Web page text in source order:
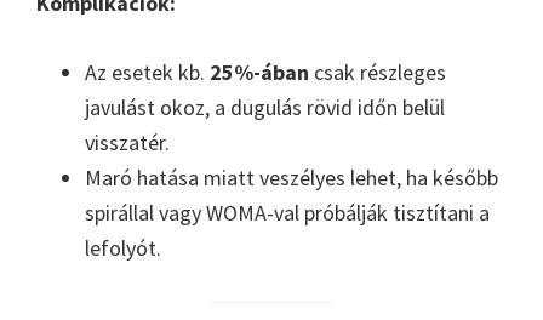
Az esetek kb. 25%-ában csak részleges
javulást okoz, a dugulás rövid időn belül
visszatér.
Maró hatása miatt veszélyes lehet, ha később
spirállal vagy WOMA-val próbálják tisztítani a
lefolyót.